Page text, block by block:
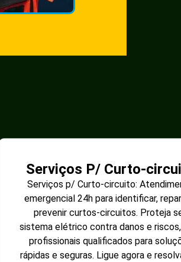
Serviços P/ Curto-
Serviços p/ Curto-circuito:
emergencial 24h para identificar,
prevenir curtos-circuitos. Proteja
sistema elétrico contra danos e
profissionais qualificados para
rápidas e seguras. Ligue agora e